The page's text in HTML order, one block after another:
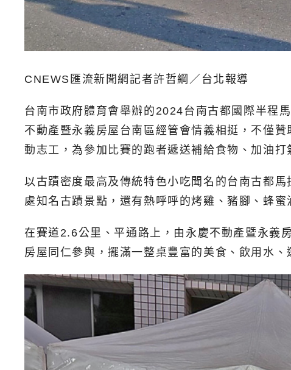
CNEWS匯流新聞網記者許哲綱／台北報導
台南市政府體育會舉辦的2024台南古都國際半程
不動產暨永義房屋台南區經管會情義相挺，不僅
動志工，為參加比賽的跑者遞送補給食物、加油打
以古蹟密度最高及傳統特色小吃聞名的台南古都
處知名古蹟景點，還有熱呼呼的烤雞、豬腳、蜂
在賽道2.6公里、平通路上，由永慶不動產暨永義
房屋同仁參與，擺滿一整桌豐富的美食、飲用水